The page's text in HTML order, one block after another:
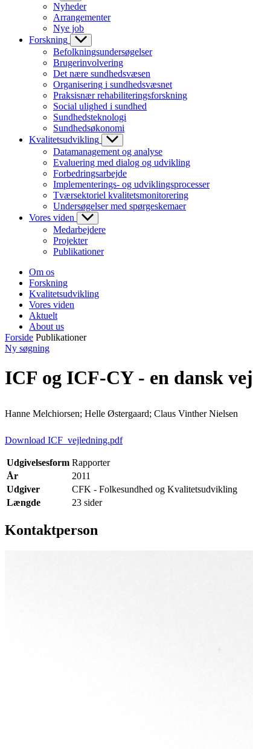
Nyheder
Arrangementer
Nye job
Forskning
Befolkningsundersøgelser
Brugerinvolvering
Det nære sundhedsvæsen
Organisering i sundhedsvæsnet
Praksisnær rehabiliteringsforskning
Social ulighed i sundhed
Sundhedsteknologi
Sundhedsøkonomi
Kvalitetsudvikling
Datamanagement og analyse
Evaluering med dialog og udvikling
Forbedringsarbejde
Implementerings- og udviklingsprocesser
Tværsektoriel kvalitetsmonitorering
Undersøgelser med spørgeskemaer
Vores viden
Medarbejdere
Projekter
Publikationer
Om os
Forskning
Kvalitetsudvikling
Vores viden
Aktuelt
About us
Forside Publikationer
Ny søgning
ICF og ICF-CY - en dansk
Hanne Melchiorsen; Helle Østergaard; Claus Vinther Nielsen
Download ICF_vejledning.pdf
Udgivelsesform Rapporter
År
2011
Udgiver
CFK - Folkesundhed og Kvalitetsudvikling
Længde
23 sider
Kontaktperson